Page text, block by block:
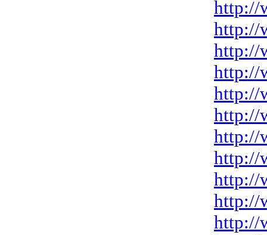
http://
http://
http://
http://
http://
http://
http://
http://
http://
http://
http://